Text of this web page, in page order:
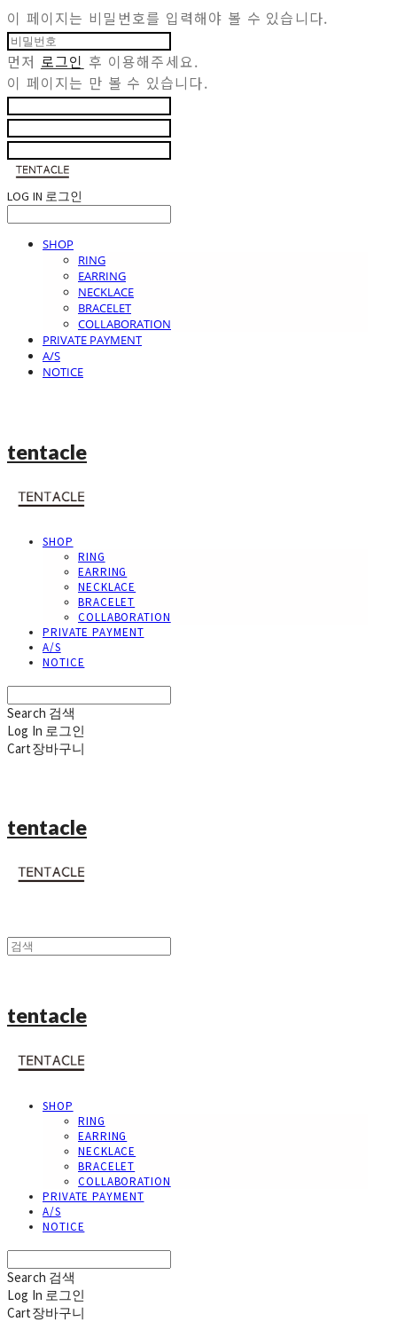
이 페이지는 비밀번호를 입력해야 볼 수 있습니다.
먼저 로그인 후 이용해주세요.
이 페이지는 만 볼 수 있습니다.
LOG IN 로그인
SHOP
RING
EARRING
NECKLACE
BRACELET
COLLABORATION
PRIVATE PAYMENT
A/S
NOTICE
tentacle
SHOP
RING
EARRING
NECKLACE
BRACELET
COLLABORATION
PRIVATE PAYMENT
A/S
NOTICE
Search 검색
Log In 로그인
Cart장바구니
tentacle
tentacle
SHOP
RING
EARRING
NECKLACE
BRACELET
COLLABORATION
PRIVATE PAYMENT
A/S
NOTICE
Search 검색
Log In 로그인
Cart장바구니